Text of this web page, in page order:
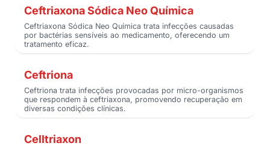
Ceftriaxona Sódica Neo Química
Ceftriaxona Sódica Neo Química trata infecções causadas
por bactérias sensíveis ao medicamento, oferecendo um
tratamento eficaz.
Ceftriona
Ceftriona trata infecções provocadas por micro-organismos
que respondem à ceftriaxona, promovendo recuperação em
diversas condições clínicas.
Celltriaxon